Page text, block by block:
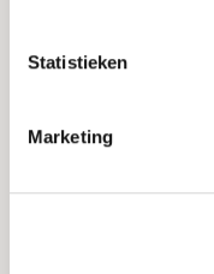
Statistieken
Marketing